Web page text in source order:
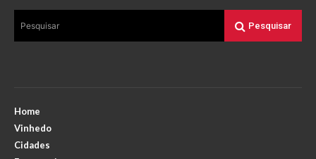
Pesquisar Pesquisar
Home
Vinhedo
Cidades